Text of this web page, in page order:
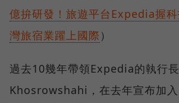
億拚研發！旅遊平台Expedia握
灣旅宿業躍上國際 ）
過去10幾年帶領Expedia的執行
Khosrowshahi，在去年宣布加